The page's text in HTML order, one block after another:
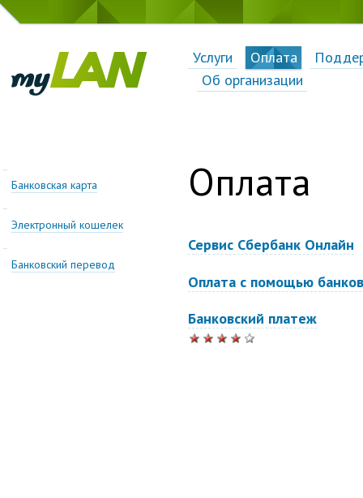
Услуги Оплата
Об организации
Банковская карта
Электронный кошелек
Банковский перевод
Оплата
Сервис Сбербанк Онлайн
Оплата с помощью
Банковский платеж